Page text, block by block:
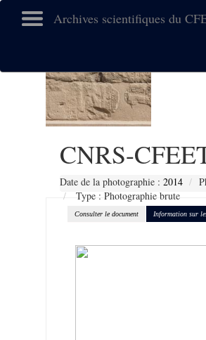
Archives scientifiques du
CNRS-
Date de la photographie : 2014
Type : Photographie brute
Consulter le document Information sur